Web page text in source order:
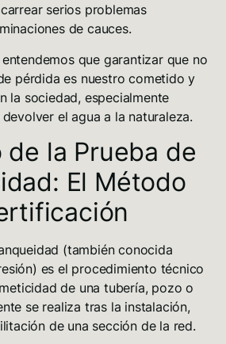
serios problemas
de cauces.
que garantizar que no
pérdida es nuestro cometido y
la sociedad, especialmente
el agua a la naturaleza.
de la Prueba de
El Método
(también conocida
es el procedimiento técnico
de una tubería, pozo o
se realiza tras la instalación,
de una sección de la red.